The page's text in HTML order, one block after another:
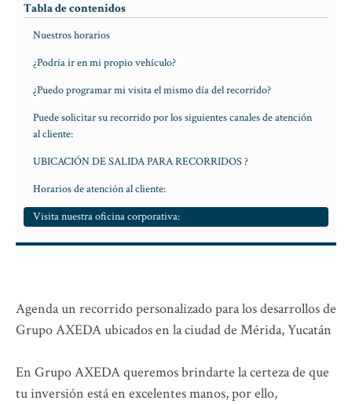
Tabla de contenidos
Nuestros horarios
¿Podría ir en mi propio vehículo?
¿Puedo programar mi visita el mismo día del recorrido?
Puede solicitar su recorrido por los siguientes canales de atención
al cliente:
UBICACIÓN DE SALIDA PARA RECORRIDOS ?
Horarios de atención al cliente:
Visita nuestra oficina corporativa:
Agenda un recorrido personalizado para los desarrollos de
Grupo AXEDA ubicados en la ciudad de Mérida, Yucatán
En Grupo AXEDA queremos brindarte la certeza de que
tu inversión está en excelentes manos, por ello,